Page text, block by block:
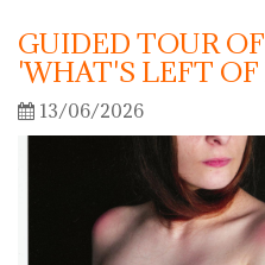
GUIDED TOUR
'WHAT'S LEFT
13/06/2026